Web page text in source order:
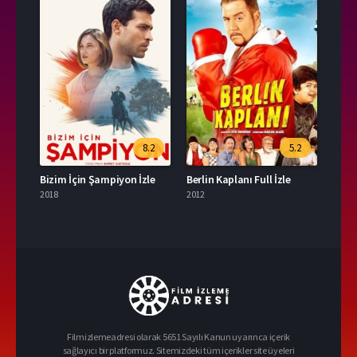
8.2
Bizim İçin Şampiyon İzle
2018
5.2
Berlin Kaplanı Full İzle
2012
Filmizlemeadresi olarak 5651 Sayılı Kanun uyarınca içerik
sağlayıcı bir platformuz. Sitemizdeki tüm içerikler site üyeleri